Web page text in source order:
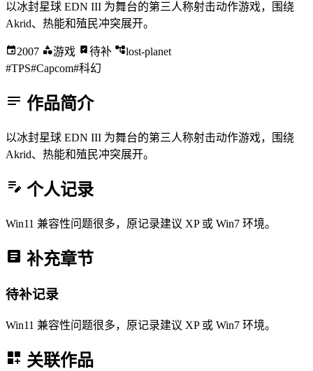
以冰封星球 EDN III 为舞台的第三人称射击动作游戏，围绕
Akrid、热能和殖民冲突展开。
2007 游戏 待补
lost-planet
#TPS#Capcom#科幻
作品简介
以冰封星球 EDN III 为舞台的第三人称射击动作游戏，围绕
Akrid、热能和殖民冲突展开。
个人记录
Win11 兼容性问题很多，原记录建议 XP 或 Win7 环境。
补充章节
待补记录
Win11 兼容性问题很多，原记录建议 XP 或 Win7 环境。
关联作品